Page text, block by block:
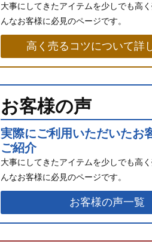
大事にしてきたアイテムを少しでも高
んなお客様に必見のページです。
高く売るコツについて詳
お客様の声
実際にご利用いただいたお
ご紹介
大事にしてきたアイテムを少しでも高
んなお客様に必見のページです。
お客様の声一覧